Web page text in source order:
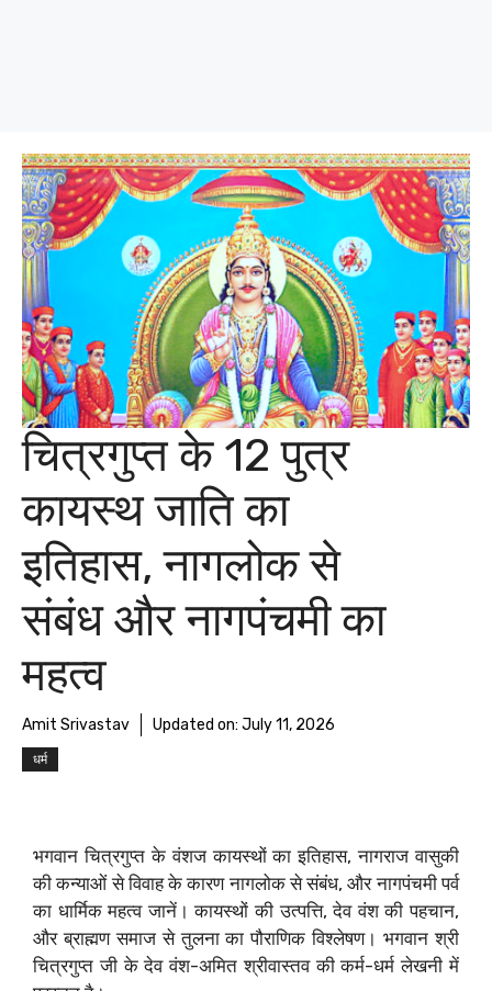
चित्रगुप्त के 12 पुत्र
कायस्थ जाति का
इतिहास, नागलोक से
संबंध और नागपंचमी का
महत्व
Amit Srivastav Updated on: July 11, 2026
धर्म
भगवान चित्रगुप्त के वंशज कायस्थों का इतिहास, नागराज वासुकी
की कन्याओं से विवाह के कारण नागलोक से संबंध, और नागपंचमी पर्व
का धार्मिक महत्व जानें। कायस्थों की उत्पत्ति, देव वंश की पहचान,
और ब्राह्मण समाज से तुलना का पौराणिक विश्लेषण। भगवान श्री
चित्रगुप्त जी के देव वंश-अमित श्रीवास्तव की कर्म-धर्म लेखनी में